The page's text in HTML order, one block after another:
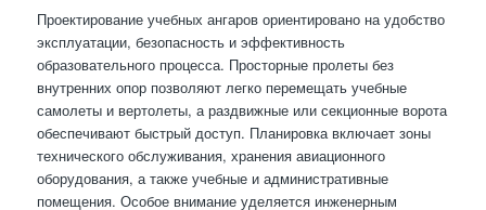
Проектирование учебных ангаров ориентировано на удобство
эксплуатации, безопасность и эффективность
образовательного процесса. Просторные пролеты без
внутренних опор позволяют легко перемещать учебные
самолеты и вертолеты, а раздвижные или секционные ворота
обеспечивают быстрый доступ. Планировка включает зоны
технического обслуживания, хранения авиационного
оборудования, а также учебные и административные
помещения. Особое внимание уделяется инженерным